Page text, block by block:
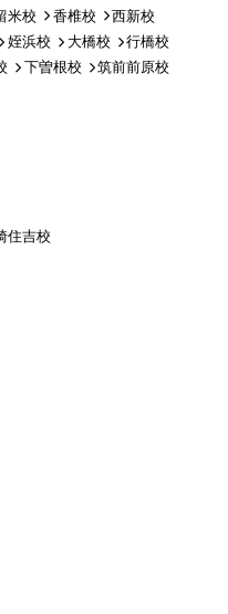
米校 香椎校
西新校
姪浜校 大橋校
行橋校
下曽根校
筑前前原校
住吉校